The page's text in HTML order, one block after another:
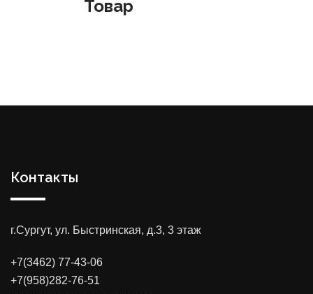
Контакты
г.Сургут, ул. Быстринская, д.3, 3 этаж
+7(3462) 77-43-06
+7(958)282-76-51